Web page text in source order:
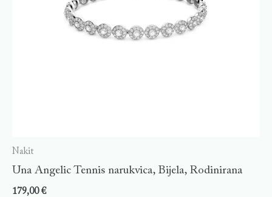
Nakit
Una Angelic Tennis narukvica, Bijela, Rodinirana
179,00€